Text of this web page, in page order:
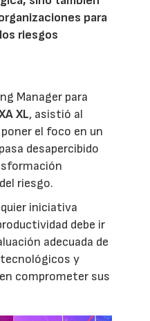
para
riesgos
Manager para
XL, asistió al
poner el foco en un
desapercibido
riesgo.
iniciativa
debe ir
adecuada de
y
comprometer sus